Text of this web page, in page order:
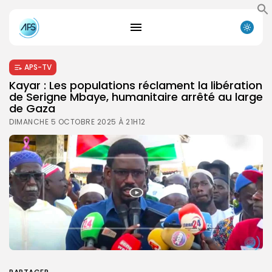
APS-TV
Kayar : Les populations réclament la libération
de Serigne Mbaye, humanitaire arrêté au large
de Gaza
DIMANCHE 5 OCTOBRE 2025 À 21H12